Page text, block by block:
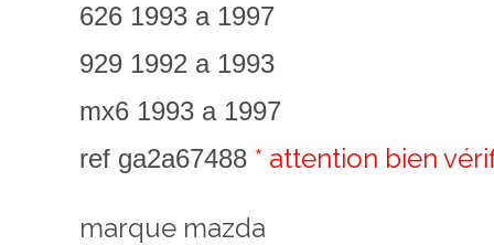
626 1993 a 1997
929 1992 a 1993
mx6 1993 a 1997
ref ga2a67488 * attention bien
marque mazda